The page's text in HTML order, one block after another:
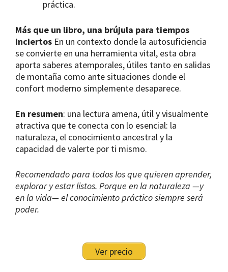
práctica.
Más que un libro, una brújula para tiempos
inciertos En un contexto donde la autosuficiencia
se convierte en una herramienta vital, esta obra
aporta saberes atemporales, útiles tanto en salidas
de montaña como ante situaciones donde el
confort moderno simplemente desaparece.
En resumen: una lectura amena, útil y visualmente
atractiva que te conecta con lo esencial: la
naturaleza, el conocimiento ancestral y la
capacidad de valerte por ti mismo.
Recomendado para todos los que quieren aprender,
explorar y estar listos. Porque en la naturaleza —y
en la vida— el conocimiento práctico siempre será
poder.
Ver precio